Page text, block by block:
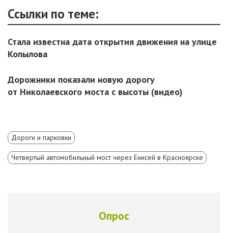
Ссылки по теме:
Стала известна дата открытия движения на улице
Копылова
Дорожники показали новую дорогу
от Николаевского моста с высоты (видео)
Дороги и парковки
Четвертый автомобильный мост через Енисей в Красноярске
Опрос